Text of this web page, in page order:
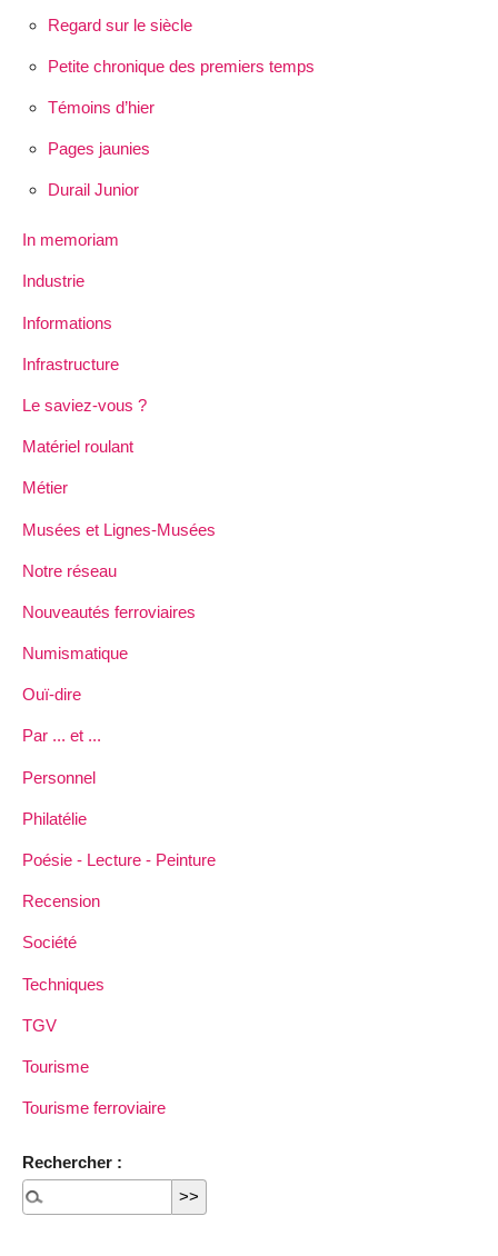
Regard sur le siècle
Petite chronique des premiers temps
Témoins d’hier
Pages jaunies
Durail Junior
In memoriam
Industrie
Informations
Infrastructure
Le saviez-vous ?
Matériel roulant
Métier
Musées et Lignes-Musées
Notre réseau
Nouveautés ferroviaires
Numismatique
Ouï-dire
Par ... et ...
Personnel
Philatélie
Poésie - Lecture - Peinture
Recension
Société
Techniques
TGV
Tourisme
Tourisme ferroviaire
Rechercher :